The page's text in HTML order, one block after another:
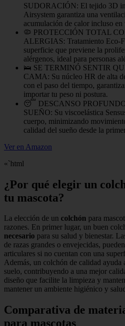
SUDORACIÓN: El tejido 3D
Airsystem garantiza una
acumulación de calor incluso en
🦠 PROTECCIÓN TOTAL
ALERGIAS: Tratamiento Eco-
superficie que previene la
alérgenos, ideal para personas
🛌 SE TERMINÓ SENTIR
CAMA: Su núcleo HR de alta
con el paso del tiempo,
importar tu peso ni postura.
😴 DESCANSO
SUEÑO: Su viscoelástica
cuerpo, minimizando
calidad del sueño desde la
Ver en Amazon
«`html
¿Por qué elegir un
tu mascota?
La elección de un colchón para
razones. En primer lugar, un buen
necesario para su salud y bienestar.
de razas grandes o envejecidas,
articulares si no cuentan con una
Además, un colchón de calidad
suelo, contribuyendo a una mejor
diseño que facilite la limpieza y
mantener un ambiente higiénico y
Comparativa de
para mascotas